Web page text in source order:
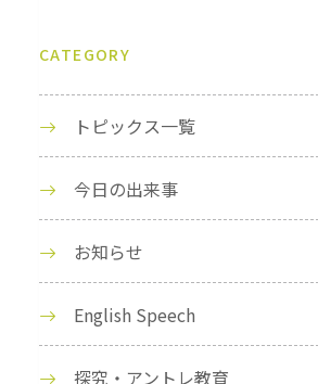
CATEGORY
トピックス一覧
今日の出来事
お知らせ
English Speech
探究・アントレ教育